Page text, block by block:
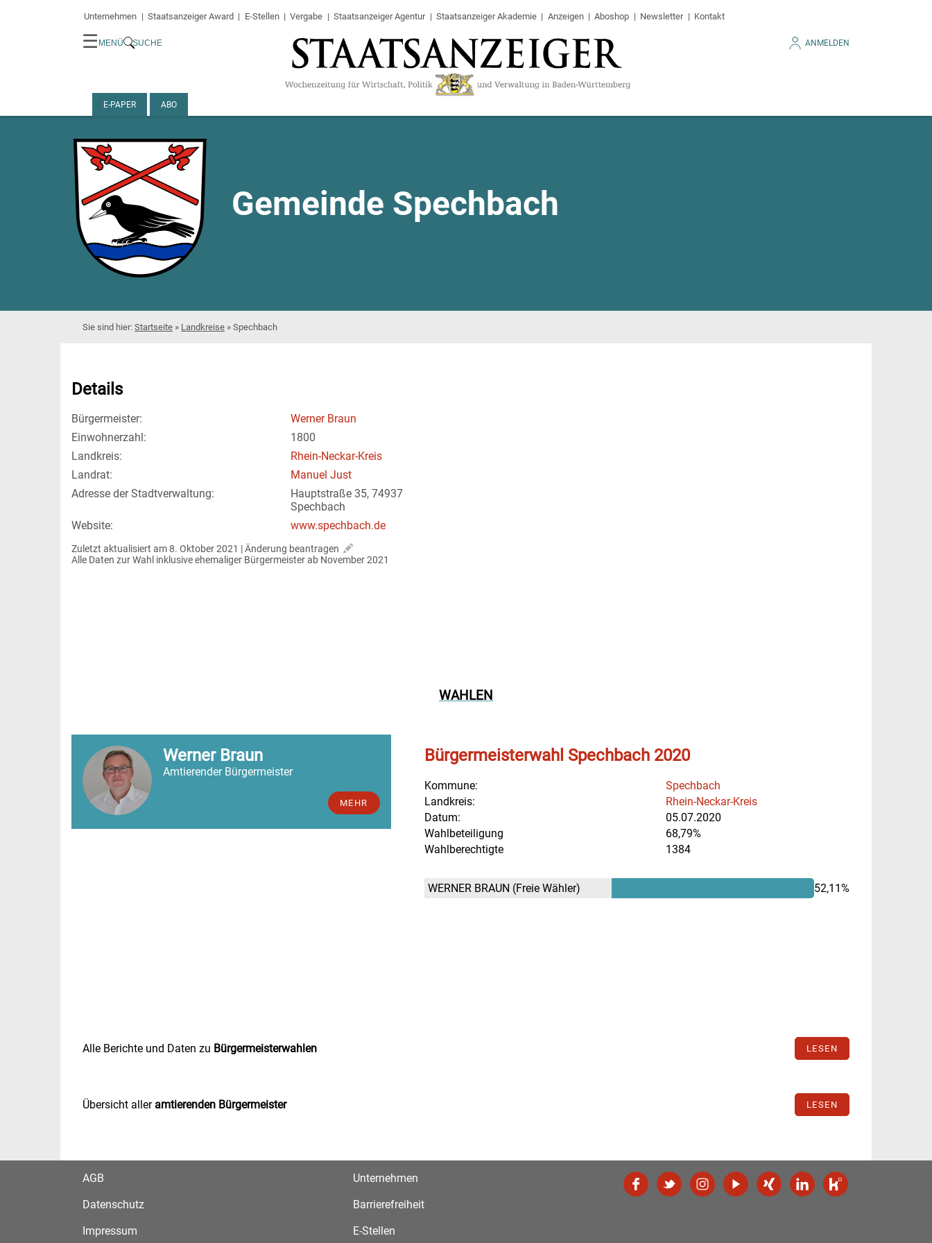
Unternehmen Staatsanzeiger Award E-Stellen Vergabe Staatsanzeiger Agentur Staatsanzeiger Akademie Anzeigen Aboshop Newsletter Kontakt
☰ MENÜ SUCHE ANMELDEN
E-PAPER ABO
Gemeinde Spechbach
Startseite » Landkreise » Spechbach
Details
Bürgermeister:
Werner Braun
Einwohnerzahl:
1800
Landkreis:
Rhein-Neckar-Kreis
Landrat:
Manuel Just
Adresse der Stadtverwaltung:
Hauptstraße 35, 74937
Spechbach
Website:
www.spechbach.de
Zuletzt aktualisiert am 8. Oktober 2021 | Änderung beantragen
Alle Daten zur Wahl inklusive ehemaliger Bürgermeister ab November 2021
WAHLEN
Werner Braun
Amtierender Bürgermeister
MEHR
Bürgermeisterwahl Spechbach 2020
Kommune:
Spechbach
Landkreis:
Rhein-Neckar-Kreis
Datum:
05.07.2020
Wahlbeteiligung
68,79%
Wahlberechtigte
1384
WERNER BRAUN (Freie Wähler) 52,11%
Alle Berichte und Daten zu Bürgermeisterwahlen LESEN
Übersicht aller amtierenden Bürgermeister LESEN
AGB
Datenschutz
Impressum
Unternehmen
Barrierefreiheit
E-Stellen